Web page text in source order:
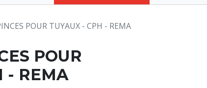
POUR TUYAUX - CPH - REMA
POUR
- REMA